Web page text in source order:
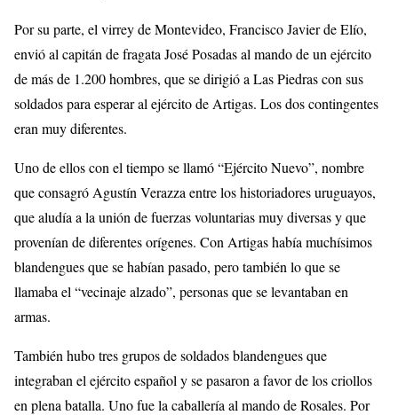
Por su parte, el virrey de Montevideo, Francisco Javier de Elío,
envió al capitán de fragata José Posadas al mando de un ejército
de más de 1.200 hombres, que se dirigió a Las Piedras con sus
soldados para esperar al ejército de Artigas. Los dos contingentes
eran muy diferentes.
Uno de ellos con el tiempo se llamó “Ejército Nuevo”, nombre
que consagró Agustín Verazza entre los historiadores uruguayos,
que aludía a la unión de fuerzas voluntarias muy diversas y que
provenían de diferentes orígenes. Con Artigas había muchísimos
blandengues que se habían pasado, pero también lo que se
llamaba el “vecinaje alzado”, personas que se levantaban en
armas.
También hubo tres grupos de soldados blandengues que
integraban el ejército español y se pasaron a favor de los criollos
en plena batalla. Uno fue la caballería al mando de Rosales. Por